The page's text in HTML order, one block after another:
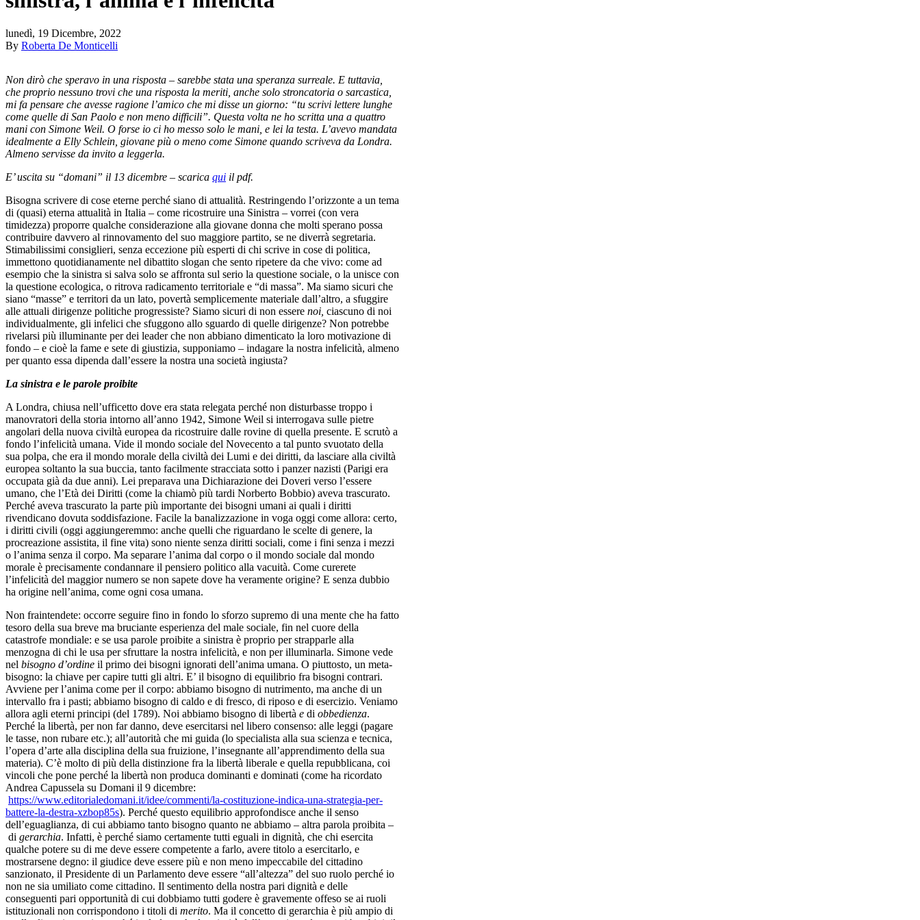
lunedì, 19 Dicembre, 2022
By Roberta De Monticelli
Non dirò che speravo in una risposta – sarebbe stata una speranza surreale. E tuttavia,
che proprio nessuno trovi che una risposta la meriti, anche solo stroncatoria o sarcastica,
mi fa pensare che avesse ragione l’amico che mi disse un giorno: “tu scrivi lettere lunghe
come quelle di San Paolo e non meno difficili”. Questa volta ne ho scritta una a quattro
mani con Simone Weil. O forse io ci ho messo solo le mani, e lei la testa. L’avevo mandata
idealmente a Elly Schlein, giovane più o meno come Simone quando scriveva da Londra.
Almeno servisse da invito a leggerla.
E’ uscita su “domani” il 13 dicembre – scarica qui il pdf.
Bisogna scrivere di cose eterne perché siano di attualità. Restringendo l’orizzonte a un tema
di (quasi) eterna attualità in Italia – come ricostruire una Sinistra – vorrei (con vera
timidezza) proporre qualche considerazione alla giovane donna che molti sperano possa
contribuire davvero al rinnovamento del suo maggiore partito, se ne diverrà segretaria.
Stimabilissimi consiglieri, senza eccezione più esperti di chi scrive in cose di politica,
immettono quotidianamente nel dibattito slogan che sento ripetere da che vivo: come ad
esempio che la sinistra si salva solo se affronta sul serio la questione sociale, o la unisce con
la questione ecologica, o ritrova radicamento territoriale e “di massa”. Ma siamo sicuri che
siano “masse” e territori da un lato, povertà semplicemente materiale dall’altro, a sfuggire
alle attuali dirigenze politiche progressiste? Siamo sicuri di non essere noi, ciascuno di noi
individualmente, gli infelici che sfuggono allo sguardo di quelle dirigenze? Non potrebbe
rivelarsi più illuminante per dei leader che non abbiano dimenticato la loro motivazione di
fondo – e cioè la fame e sete di giustizia, supponiamo – indagare la nostra infelicità, almeno
per quanto essa dipenda dall’essere la nostra una società ingiusta?
La sinistra e le parole proibite
A Londra, chiusa nell’ufficetto dove era stata relegata perché non disturbasse troppo i
manovratori della storia intorno all’anno 1942, Simone Weil si interrogava sulle pietre
angolari della nuova civiltà europea da ricostruire dalle rovine di quella presente. E scrutò a
fondo l’infelicità umana. Vide il mondo sociale del Novecento a tal punto svuotato della
sua polpa, che era il mondo morale della civiltà dei Lumi e dei diritti, da lasciare alla civiltà
europea soltanto la sua buccia, tanto facilmente stracciata sotto i panzer nazisti (Parigi era
occupata già da due anni). Lei preparava una Dichiarazione dei Doveri verso l’essere
umano, che l’Età dei Diritti (come la chiamò più tardi Norberto Bobbio) aveva trascurato.
Perché aveva trascurato la parte più importante dei bisogni umani ai quali i diritti
rivendicano dovuta soddisfazione. Facile la banalizzazione in voga oggi come allora: certo,
i diritti civili (oggi aggiungeremmo: anche quelli che riguardano le scelte di genere, la
procreazione assistita, il fine vita) sono niente senza diritti sociali, come i fini senza i mezzi
o l’anima senza il corpo. Ma separare l’anima dal corpo o il mondo sociale dal mondo
morale è precisamente condannare il pensiero politico alla vacuità. Come curerete
l’infelicità del maggior numero se non sapete dove ha veramente origine? E senza dubbio
ha origine nell’anima, come ogni cosa umana.
Non fraintendete: occorre seguire fino in fondo lo sforzo supremo di una mente che ha fatto
tesoro della sua breve ma bruciante esperienza del male sociale, fin nel cuore della
catastrofe mondiale: e se usa parole proibite a sinistra è proprio per strapparle alla
menzogna di chi le usa per sfruttare la nostra infelicità, e non per illuminarla. Simone vede
nel bisogno d’ordine il primo dei bisogni ignorati dell’anima umana. O piuttosto, un meta-
bisogno: la chiave per capire tutti gli altri. E’ il bisogno di equilibrio fra bisogni contrari.
Avviene per l’anima come per il corpo: abbiamo bisogno di nutrimento, ma anche di un
intervallo fra i pasti; abbiamo bisogno di caldo e di fresco, di riposo e di esercizio. Veniamo
allora agli eterni principi (del 1789). Noi abbiamo bisogno di libertà e di obbedienza.
Perché la libertà, per non far danno, deve esercitarsi nel libero consenso: alle leggi (pagare
le tasse, non rubare etc.); all’autorità che mi guida (lo specialista alla sua scienza e tecnica,
l’opera d’arte alla disciplina della sua fruizione, l’insegnante all’apprendimento della sua
materia). C’è molto di più della distinzione fra la libertà liberale e quella repubblicana, coi
vincoli che pone perché la libertà non produca dominanti e dominati (come ha ricordato
Andrea Capussela su Domani il 9 dicembre:
https://www.editorialedomani.it/idee/commenti/la-costituzione-indica-una-strategia-per-
battere-la-destra-xzbop85s). Perché questo equilibrio approfondisce anche il senso
dell’eguaglianza, di cui abbiamo tanto bisogno quanto ne abbiamo – altra parola proibita –
di gerarchia. Infatti, è perché siamo certamente tutti eguali in dignità, che chi esercita
qualche potere su di me deve essere competente a farlo, avere titolo a esercitarlo, e
mostrarsene degno: il giudice deve essere più e non meno impeccabile del cittadino
sanzionato, il Presidente di un Parlamento deve essere “all’altezza” del suo ruolo perché io
non ne sia umiliato come cittadino. Il sentimento della nostra pari dignità e delle
conseguenti pari opportunità di cui dobbiamo tutti godere è gravemente offeso se ai ruoli
istituzionali non corrispondono i titoli di merito. Ma il concetto di gerarchia è più ampio di